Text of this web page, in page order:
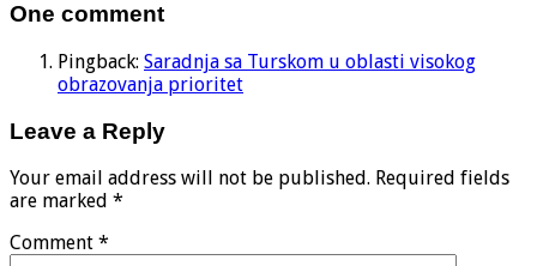
One comment
Pingback: Saradnja sa Turskom u oblasti visokog
obrazovanja prioritet
Leave a Reply
Your email address will not be published. Required fields
are marked *
Comment *